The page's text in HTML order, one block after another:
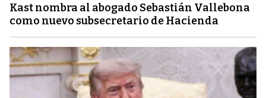
Kast nombra al abogado Sebastián Vallebona
como nuevo subsecretario de Hacienda